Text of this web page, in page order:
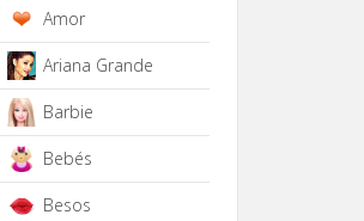
Amor
Ariana Grande
Barbie
Bebés
Besos